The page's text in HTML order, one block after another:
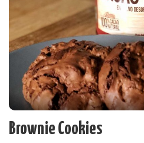
Brownie Cookies